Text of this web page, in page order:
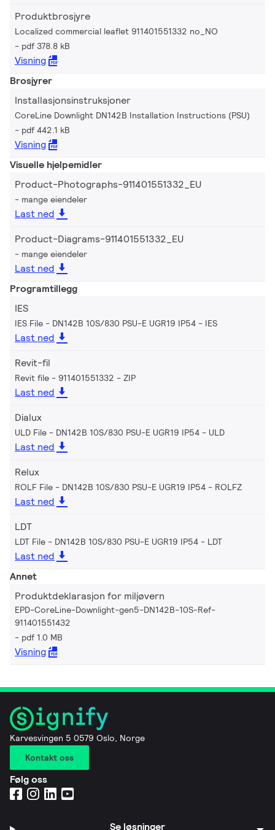
Produktbrosjyre
Localized commercial leaflet 911401551332 no_NO
pdf 378.8 kB
Visning
Brosjyrer
Installasjonsinstruksjoner
CoreLine Downlight DN142B Installation Instructions (PSU)
pdf 442.1 kB
Visning
Visuelle hjelpemidler
Product-Photographs-911401551332_EU
mange eiendeler
Last ned
Product-Diagrams-911401551332_EU
mange eiendeler
Last ned
Programtillegg
IES
IES File - DN142B 10S/830 PSU-E UGR19 IP54 IES
Last ned
Revit-fil
Revit file - 911401551332 ZIP
Last ned
Dialux
ULD File - DN142B 10S/830 PSU-E UGR19 IP54 ULD
Last ned
Relux
ROLF File - DN142B 10S/830 PSU-E UGR19 IP54 ROLFZ
Last ned
LDT
LDT File - DN142B 10S/830 PSU-E UGR19 IP54 LDT
Last ned
Annet
Produktdeklarasjon for miljøvern
EPD-CoreLine-Downlight-gen5-DN142B-10S-Ref-
911401551432
pdf 1.0 MB
Visning
Karvesvingen 5 0579 Oslo, Norge
Kontakt oss
Følg oss
Se løsninger